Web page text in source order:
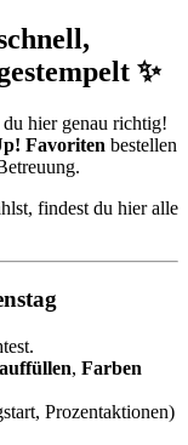
✨
hier genau richtig!
Favoriten bestellen
findest du hier alle
, Farben
Prozentaktionen)